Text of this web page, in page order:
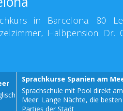
in Barcelona. 80
Halbpension. Dr.
Sprachkurse Spanien am
Sprachschule mit Pool direkt am
Meer. Lange Nächte, die besten
Parties der Stadt